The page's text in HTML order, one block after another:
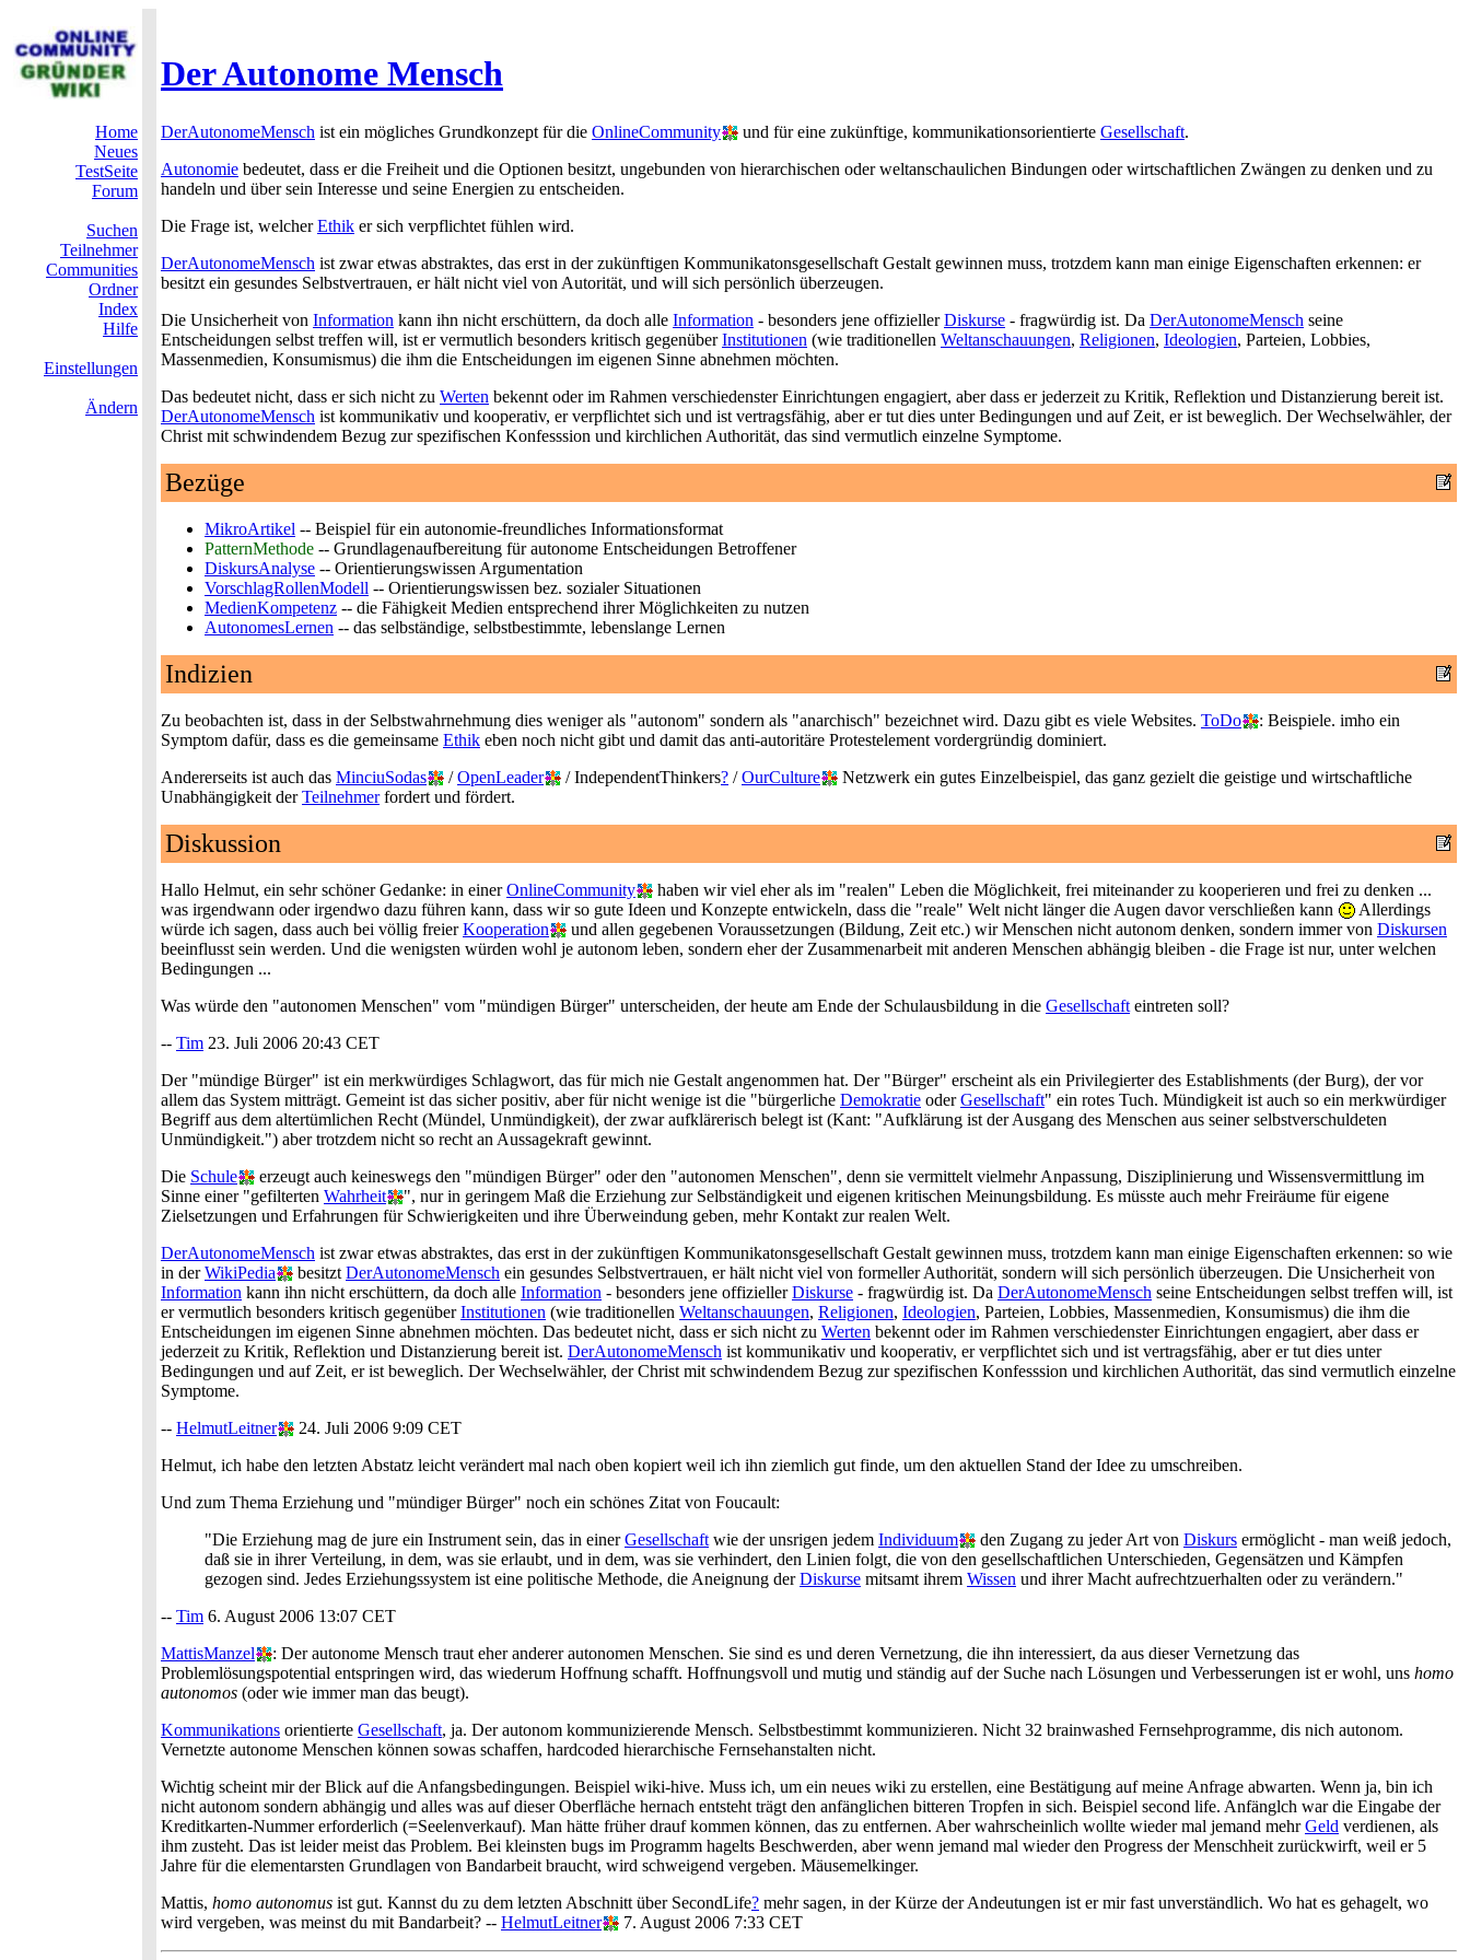
Der Autonome Mensch
Home
Neues
TestSeite
Forum
Suchen
Teilnehmer
Communities
Ordner
Index
Hilfe
Einstellungen
Ändern
DerAutonomeMensch ist ein mögliches Grundkonzept für die OnlineCommunity und für eine zukünftige, kommunikationsorientierte Gesellschaft.
Autonomie bedeutet, dass er die Freiheit und die Optionen besitzt, ungebunden von hierarchischen oder weltanschaulichen Bindungen oder wirtschaftlichen Zwängen zu denken und zu
handeln und über sein Interesse und seine Energien zu entscheiden.
Die Frage ist, welcherEthik er sich verpflichtet fühlen wird.
DerAutonomeMensch ist zwar etwas abstraktes, das erst in der zukünftigen Kommunikatonsgesellschaft Gestalt gewinnen muss, trotzdem kann man einige Eigenschaften erkennen: er
besitzt ein gesundes Selbstvertrauen, er hält nicht viel von Autorität, und will sich persönlich überzeugen.
Die Unsicherheit von Information kann ihn nicht erschüttern, da doch alle Information - besonders jene offiziellerDiskurse - fragwürdig ist. Da DerAutonomeMensch seine
Entscheidungen selbst treffen will, ist er vermutlich besonders kritisch gegenüberInstitutionen (wie traditionellen Weltanschauungen, Religionen, Ideologien, Parteien, Lobbies,
Massenmedien, Konsumismus) die ihm die Entscheidungen im eigenen Sinne abnehmen möchten.
Das bedeutet nicht, dass er sich nicht zu Werten bekennt oder im Rahmen verschiedenster Einrichtungen engagiert, aber dass er jederzeit zu Kritik, Reflektion und Distanzierung bereit ist.
DerAutonomeMensch ist kommunikativ und kooperativ, er verpflichtet sich und ist vertragsfähig, aber er tut dies unter Bedingungen und auf Zeit, er ist beweglich. Der Wechselwähler, der
Christ mit schwindendem Bezug zur spezifischen Konfesssion und kirchlichen Authorität, das sind vermutlich einzelne Symptome.
Bezüge
MikroArtikel -- Beispiel für ein autonomie-freundliches Informationsformat
PatternMethode -- Grundlagenaufbereitung für autonome Entscheidungen Betroffener
DiskursAnalyse -- Orientierungswissen Argumentation
VorschlagRollenModell -- Orientierungswissen bez. sozialer Situationen
MedienKompetenz -- die Fähigkeit Medien entsprechend ihrer Möglichkeiten zu nutzen
AutonomesLernen -- das selbständige, selbstbestimmte, lebenslange Lernen
Indizien
Zu beobachten ist, dass in der Selbstwahrnehmung dies weniger als "autonom" sondern als "anarchisch" bezeichnet wird. Dazu gibt es viele Websites. ToDo
: Beispiele. imho ein
Symptom dafür, dass es die gemeinsame Ethik eben noch nicht gibt und damit das anti-autoritäre Protestelement vordergründig dominiert.
Andererseits ist auch das MinciuSodas /OpenLeader / IndependentThinkers? /OurCulture
Netzwerk ein gutes Einzelbeispiel, das ganz gezielt die geistige und wirtschaftliche
Unabhängigkeit derTeilnehmerfordert und fördert.
Diskussion
Hallo Helmut, ein sehr schöner Gedanke: in einerOnlineCommunity
haben wir viel eher als im "realen" Leben die Möglichkeit, frei miteinander zu kooperieren und frei zu denken ...
was irgendwann oder irgendwo dazu führen kann, dass wir so gute Ideen und Konzepte entwickeln, dass die "reale" Welt nicht länger die Augen davor verschließen kann
Allerdings
würde ich sagen, dass auch bei völlig freierKooperation und allen gegebenen Voraussetzungen (Bildung, Zeit etc.) wir Menschen nicht autonom denken, sondern immer von Diskursen
beeinflusst sein werden. Und die wenigsten würden wohl je autonom leben, sondern eher der Zusammenarbeit mit anderen Menschen abhängig bleiben - die Frage ist nur, unter welchen
Bedingungen ...
Was würde den "autonomen Menschen" vom "mündigen Bürger" unterscheiden, der heute am Ende der Schulausbildung in die Gesellschaft eintreten soll?
-- Tim 23. Juli 2006 20:43 CET
Der "mündige Bürger" ist ein merkwürdiges Schlagwort, das für mich nie Gestalt angenommen hat. Der "Bürger" erscheint als ein Privilegierter des Establishments (der Burg), der vor
allem das System mitträgt. Gemeint ist das sicher positiv, aber für nicht wenige ist die "bürgerliche Demokratie oderGesellschaft" ein rotes Tuch. Mündigkeit ist auch so ein merkwürdiger
Begriff aus dem altertümlichen Recht (Mündel, Unmündigkeit), der zwar aufklärerisch belegt ist (Kant: "Aufklärung ist der Ausgang des Menschen aus seiner selbstverschuldeten
Unmündigkeit.") aber trotzdem nicht so recht an Aussagekraft gewinnt.
Die Schule
erzeugt auch keineswegs den "mündigen Bürger" oder den "autonomen Menschen", denn sie vermittelt vielmehr Anpassung, Disziplinierung und Wissensvermittlung im
Sinne einer "gefilterten Wahrheit
", nur in geringem Maß die Erziehung zur Selbständigkeit und eigenen kritischen Meinungsbildung. Es müsste auch mehr Freiräume für eigene
Zielsetzungen und Erfahrungen für Schwierigkeiten und ihre Überweindung geben, mehr Kontakt zur realen Welt.
DerAutonomeMensch ist zwar etwas abstraktes, das erst in der zukünftigen Kommunikatonsgesellschaft Gestalt gewinnen muss, trotzdem kann man einige Eigenschaften erkennen: so wie
in derWikiPedia besitzt DerAutonomeMensch ein gesundes Selbstvertrauen, er hält nicht viel von formeller Authorität, sondern will sich persönlich überzeugen. Die Unsicherheit von
Information kann ihn nicht erschüttern, da doch alle Information - besonders jene offiziellerDiskurse - fragwürdig ist. Da DerAutonomeMensch seine Entscheidungen selbst treffen will, ist
er vermutlich besonders kritisch gegenüberInstitutionen (wie traditionellen Weltanschauungen, Religionen, Ideologien, Parteien, Lobbies, Massenmedien, Konsumismus) die ihm die
Entscheidungen im eigenen Sinne abnehmen möchten. Das bedeutet nicht, dass er sich nicht zu Werten bekennt oder im Rahmen verschiedenster Einrichtungen engagiert, aber dass er
jederzeit zu Kritik, Reflektion und Distanzierung bereit ist. DerAutonomeMensch ist kommunikativ und kooperativ, er verpflichtet sich und ist vertragsfähig, aber er tut dies unter
Bedingungen und auf Zeit, er ist beweglich. Der Wechselwähler, der Christ mit schwindendem Bezug zur spezifischen Konfesssion und kirchlichen Authorität, das sind vermutlich einzelne
Symptome.
-- HelmutLeitner
24. Juli 2006 9:09 CET
Helmut, ich habe den letzten Abstatz leicht verändert mal nach oben kopiert weil ich ihn ziemlich gut finde, um den aktuellen Stand der Idee zu umschreiben.
Und zum Thema Erziehung und "mündiger Bürger" noch ein schönes Zitat von Foucault:
"Die Erziehung mag de jure ein Instrument sein, das in einerGesellschaft wie der unsrigen jedem Individuum den Zugang zu jeder Art von Diskurs ermöglicht - man weiß jedoch,
daß sie in ihrer Verteilung, in dem, was sie erlaubt, und in dem, was sie verhindert, den Linien folgt, die von den gesellschaftlichen Unterschieden, Gegensätzen und Kämpfen
gezogen sind. Jedes Erziehungssystem ist eine politische Methode, die Aneignung derDiskurse mitsamt ihrem Wissen und ihrer Macht aufrechtzuerhalten oder zu verändern."
-- Tim 6. August 2006 13:07 CET
MattisManzel
: Der autonome Mensch traut eher anderer autonomen Menschen. Sie sind es und deren Vernetzung, die ihn interessiert, da aus dieser Vernetzung das
Problemlösungspotential entspringen wird, das wiederum Hoffnung schafft. Hoffnungsvoll und mutig und ständig auf der Suche nach Lösungen und Verbesserungen ist er wohl, uns homo
autonomos (oder wie immer man das beugt).
Kommunikations orientierte Gesellschaft, ja. Der autonom kommunizierende Mensch. Selbstbestimmt kommunizieren. Nicht 32 brainwashed Fernsehprogramme, dis nich autonom.
Vernetzte autonome Menschen können sowas schaffen, hardcoded hierarchische Fernsehanstalten nicht.
Wichtig scheint mir der Blick auf die Anfangsbedingungen. Beispiel wiki-hive. Muss ich, um ein neues wiki zu erstellen, eine Bestätigung auf meine Anfrage abwarten. Wenn ja, bin ich
nicht autonom sondern abhängig und alles was auf dieser Oberfläche hernach entsteht trägt den anfänglichen bitteren Tropfen in sich. Beispiel second life. Anfänglch war die Eingabe der
Kreditkarten-Nummer erforderlich (=Seelenverkauf). Man hätte früher drauf kommen können, das zu entfernen. Aber wahrscheinlich wollte wieder mal jemand mehrGeld verdienen, als
ihm zusteht. Das ist leider meist das Problem. Bei kleinsten bugs im Programm hagelts Beschwerden, aber wenn jemand mal wieder den Progress der Menschheit zurückwirft, weil er 5
Jahre für die elementarsten Grundlagen von Bandarbeit braucht, wird schweigend vergeben. Mäusemelkinger.
Mattis, homo autonomus ist gut. Kannst du zu dem letzten Abschnitt über SecondLife? mehr sagen, in der Kürze der Andeutungen ist er mir fast unverständlich. Wo hat es gehagelt, wo
wird vergeben, was meinst du mit Bandarbeit? -- HelmutLeitner 7. August 2006 7:33 CET